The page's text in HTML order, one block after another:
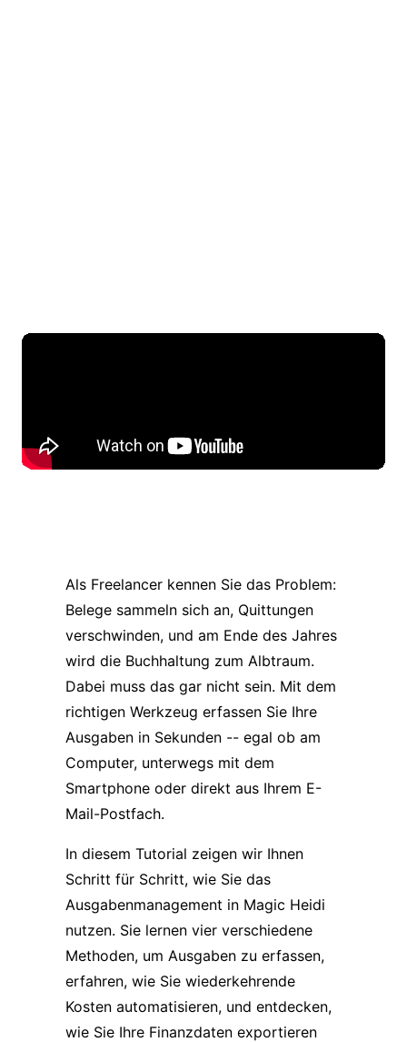
Als Freelancer kennen Sie das Problem:
Belege sammeln sich an, Quittungen
verschwinden, und am Ende des Jahres
wird die Buchhaltung zum Albtraum.
Dabei muss das gar nicht sein. Mit dem
richtigen Werkzeug erfassen Sie Ihre
Ausgaben in Sekunden -- egal ob am
Computer, unterwegs mit dem
Smartphone oder direkt aus Ihrem E-
Mail-Postfach.
In diesem Tutorial zeigen wir Ihnen
Schritt für Schritt, wie Sie das
Ausgabenmanagement in Magic Heidi
nutzen. Sie lernen vier verschiedene
Methoden, um Ausgaben zu erfassen,
erfahren, wie Sie wiederkehrende
Kosten automatisieren, und entdecken,
wie Sie Ihre Finanzdaten exportieren